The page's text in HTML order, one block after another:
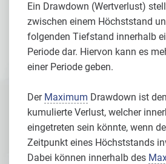
Ein Drawdown (Wertverlust)
zwischen einem Höchststand
folgenden Tiefstand innerhalb
Periode dar. Hiervon kann es
einer Periode geben.
Der Maximum Drawdown ist
kumulierte Verlust, welcher
eingetreten sein könnte, wenn
Zeitpunkt eines Höchststands
Dabei können innerhalb des